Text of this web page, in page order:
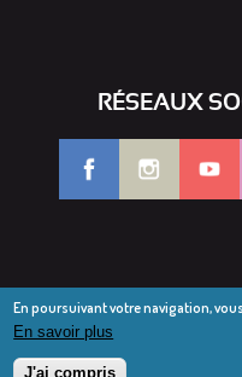
RÉSEAUX
© Diocèse de Saint-Dié
En poursuivant votre navigation,
En savoir plus
J'ai compris